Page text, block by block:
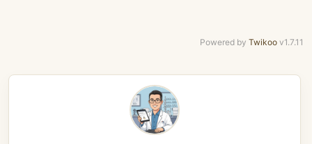
Powered by Twikoo v1.7.11